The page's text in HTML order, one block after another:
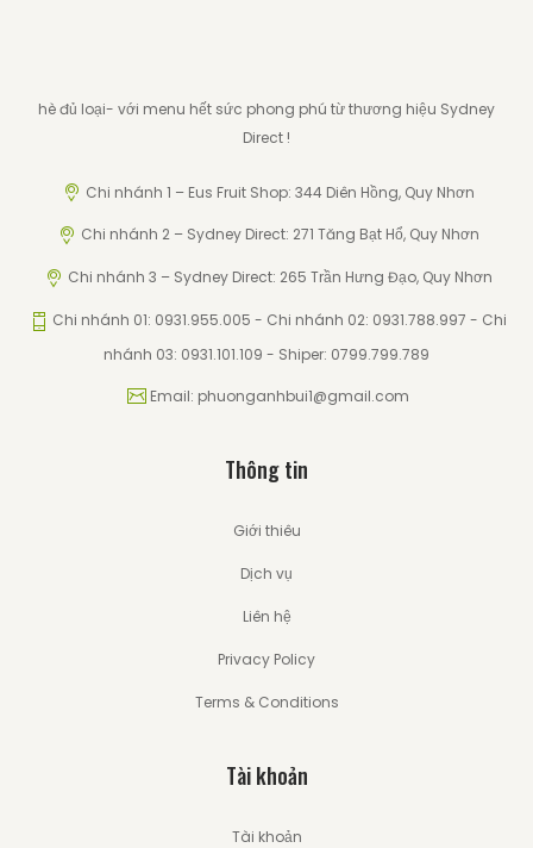
hè đủ loại- với menu hết sức phong phú từ thương hiệu Sydney
Direct !
Chi nhánh 1 – Eus Fruit Shop: 344 Diên Hồng, Quy Nhơn
Chi nhánh 2 – Sydney Direct: 271 Tăng Bạt Hổ, Quy Nhơn
Chi nhánh 3 – Sydney Direct: 265 Trần Hưng Đạo, Quy Nhơn
Chi nhánh 01: 0931.955.005 - Chi nhánh 02: 0931.788.997 - Chi
nhánh 03: 0931.101.109 - Shiper: 0799.799.789
Email: phuonganhbui1@gmail.com
Thông tin
Giới thiêu
Dịch vụ
Liên hệ
Privacy Policy
Terms & Conditions
Tài khoản
Tài khoản